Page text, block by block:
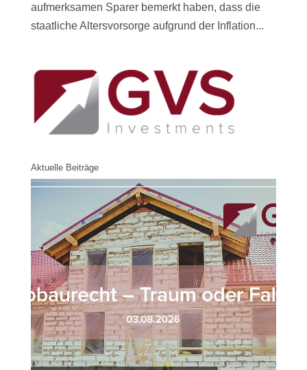
aufmerksamen Sparer bemerkt haben, dass die
staatliche Altersvorsorge aufgrund der Inflation...
Aktuelle Beiträge